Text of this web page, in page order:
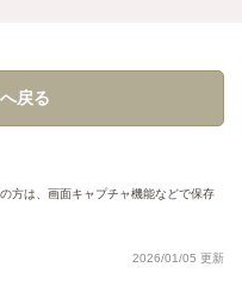
戻る
方は、画面キャプチャ機能などで保存
2026/01/05 更新
ェアする
ル付き2時間飲み放題が
海鮮酒場チリュウズシ